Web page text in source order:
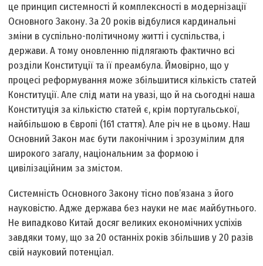
це принцип системності й комплексності в модернізації
Основного Закону. За 20 років відбулися кардинальні
зміни в суспільно-політичному житті і суспільства, і
держави. А тому оновленню підлягають фактично всі
розділи Конституції та її преамбула. Ймовірно, що у
процесі реформування може збільшитися кількість статей
Конституції. Але слід мати на увазі, що й на сьогодні наша
Конституція за кількістю статей є, крім португальської,
найбільшою в Європі (161 стаття). Але річ не в цьому. Наш
Основний Закон має бути лаконічним і зрозумілим для
широкого загалу, національним за формою і
цивілізаційним за змістом.
Системність Основного Закону тісно пов’язана з його
науковістю. Адже держава без науки не має майбутнього.
Не випадково Китай досяг великих економічних успіхів
завдяки тому, що за 20 останніх років збільшив у 20 разів
свій науковий потенціал.